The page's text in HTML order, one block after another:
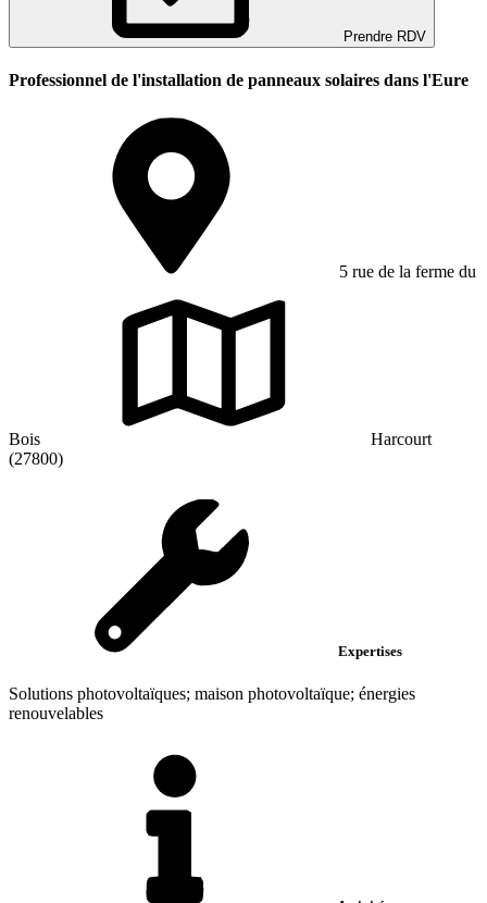
Prendre RDV
Professionnel de l'installation de panneaux solaires dans l'Eure
5 rue de la ferme du
Bois
Harcourt
(27800)
Expertises
Solutions photovoltaïques; maison photovoltaïque; énergies
renouvelables